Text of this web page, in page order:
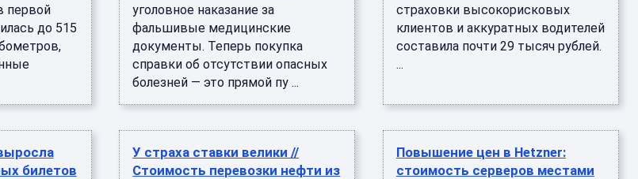
первой
до 515
уголовное наказание за
фальшивые медицинские
документы. Теперь покупка
справки об отсутствии опасных
болезней — это прямой пу ...
страховки высокорисковых
клиентов и аккуратных водителей
составила почти 29 тысяч рублей.
...
билетов
У страха ставки велики //
Стоимость перевозки нефти из
Повышение цен в Hetzner:
стоимость серверов местами